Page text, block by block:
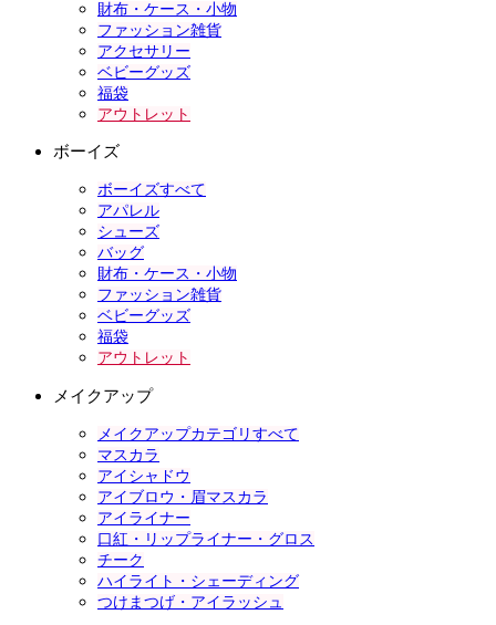
財布・ケース・小物
ファッション雑貨
アクセサリー
ベビーグッズ
福袋
アウトレット
ボーイズ
ボーイズすべて
アパレル
シューズ
バッグ
財布・ケース・小物
ファッション雑貨
ベビーグッズ
福袋
アウトレット
メイクアップ
メイクアップカテゴリすべて
マスカラ
アイシャドウ
アイブロウ・眉マスカラ
アイライナー
口紅・リップライナー・グロス
チーク
ハイライト・シェーディング
つけまつげ・アイラッシュ